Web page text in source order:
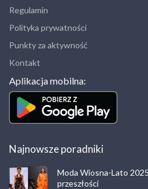
Regulamin
Polityka prywatności
Punkty za aktywność
Kontakt
Aplikacja mobilna:
Najnowsze poradniki
Moda Wiosna-Lato
przeszłości